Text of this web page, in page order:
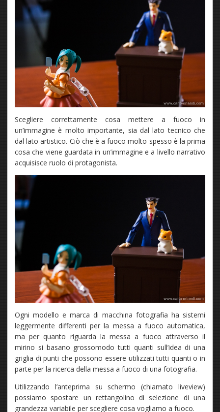
Scegliere correttamente cosa mettere a fuoco in
un’immagine è molto importante, sia dal lato tecnico che
dal lato artistico. Ciò che è a fuoco molto spesso è la prima
cosa che viene guardata in un’immagine e a livello narrativo
acquisisce ruolo di protagonista.
Ogni modello e marca di macchina fotografia ha sistemi
leggermente differenti per la messa a fuoco automatica,
ma per quanto riguarda la messa a fuoco attraverso il
mirino si basano grossomodo tutti quanti sull’idea di una
griglia di punti che possono essere utilizzati tutti quanti o in
parte per la ricerca della messa a fuoco di una fotografia.
Utilizzando l’anteprima su schermo (chiamato liveview)
possiamo spostare un rettangolino di selezione di una
grandezza variabile per scegliere cosa vogliamo a fuoco.